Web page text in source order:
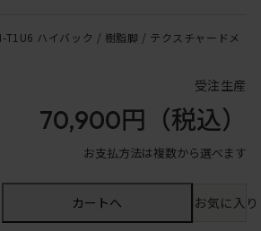
T1U6 ハイバック / 樹脂脚 / テクスチャードメ
受注生産
70,900円 （税込）
お支払方法は複数から選べます
カートへ お気に入